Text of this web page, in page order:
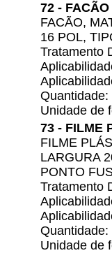
72 - FACÃO
FACÃO,
16 POL,
Tratamento
Quantidade:
Unidade de
73 - FILME
FILME
LARGURA
PONTO
Tratamento
Quantidade:
Unidade de